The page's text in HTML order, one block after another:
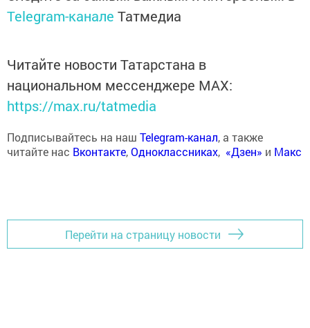
Telegram-канале Татмедиа
Читайте новости Татарстана в
национальном мессенджере MАХ:
https://max.ru/tatmedia
Подписывайтесь на наш Telegram-канал, а также
читайте нас Вконтакте,Одноклассниках, «Дзен» и Макс
Перейти на страницу новости